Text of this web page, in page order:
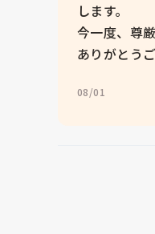
します。
今一度、尊
ありがとう
08/01